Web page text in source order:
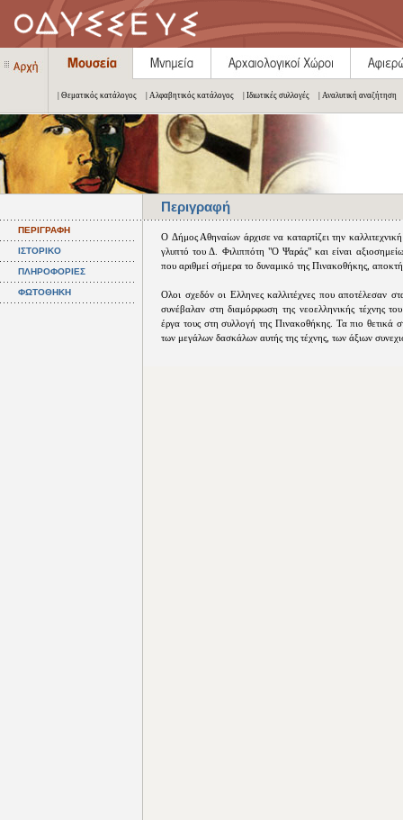
| Θεματικός κατάλογος | Αλφαβητικός κατάλογος | Ιδιωτικές συλλογές | Αναλυτική αναζήτηση
Περιγραφή
ΠΕΡΙΓΡΑΦΗ
ΙΣΤΟΡΙΚΟ
ΠΛΗΡΟΦΟΡΙΕΣ
ΦΩΤΟΘΗΚΗ
O Δήμος Αθηναίων άρχισε να καταρτίζει την
γλυπτό του Δ. Φιλιππότη "Ο Ψαράς" και είναι
που αριθμεί σήμερα το δυναμικό της Πινακοθήκης,
Oλοι σχεδόν οι Ελληνες καλλιτέχνες που αποτέλεσαν
συνέβαλαν στη διαμόρφωση της νεοελληνικής τέχνης
έργα τους στη συλλογή της Πινακοθήκης. Τα πιο θετικά
των μεγάλων δασκάλων αυτής της τέχνης, των άξιων